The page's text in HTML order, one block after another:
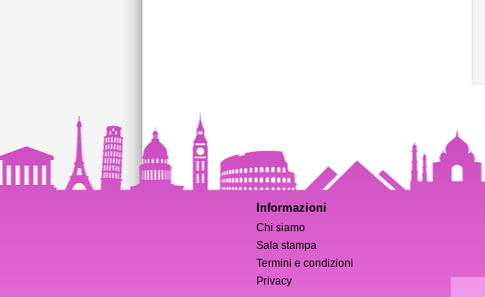
Informazioni
Chi siamo
Sala stampa
Termini e condizioni
Privacy